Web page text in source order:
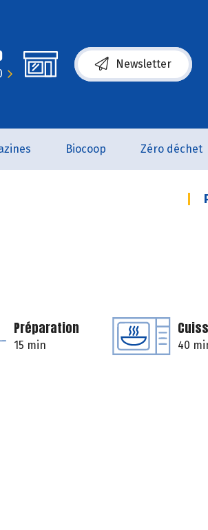
Newsletter
(s’ouvre dans une
Biocoop Zéro déchet
Préparation
15 min 40